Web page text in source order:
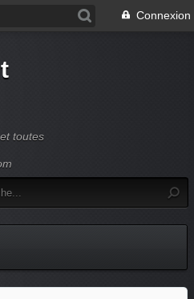
Connexion
toutes